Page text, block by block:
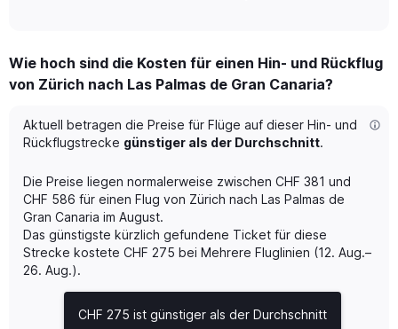
Range:
6
The
chart
has
Y
axis
displaying
Number
of
flights.
Wie hoch sind die Kosten für einen Hin- und Rückflug
von Zürich nach Las Palmas de Gran Canaria?
Aktuell betragen die Preise für Flüge auf dieser Hin- und
Rückflugstrecke günstiger als der Durchschnitt.
Die Preise liegen normalerweise zwischen CHF 381 und
CHF 586 für einen Flug von Zürich nach Las Palmas de
Gran Canaria im August.
Das günstigste kürzlich gefundene Ticket für diese
Strecke kostete CHF 275 bei Mehrere Fluglinien (12. Aug.–
26. Aug.).
CHF 275 ist günstiger als der Durchschnitt